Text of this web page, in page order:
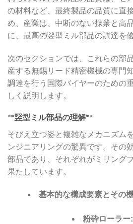
の材料など、最終製品の品質に直
め、産業は、中断のない操業と高
に、最高の竪型ミル部品の調達を
次のセクションでは、これらの部
産する無錫リード精密機械の専門
調達を行う国際バイヤーのための
しく説明します。
**竪型ミル部品の理解**
そびえ立つ姿と複雑なメカニズム
ンジニアリングの驚異です。その
部品であり、それぞれがミリング
果たしています。
基本的な構成要素とその
粉砕ローラー: